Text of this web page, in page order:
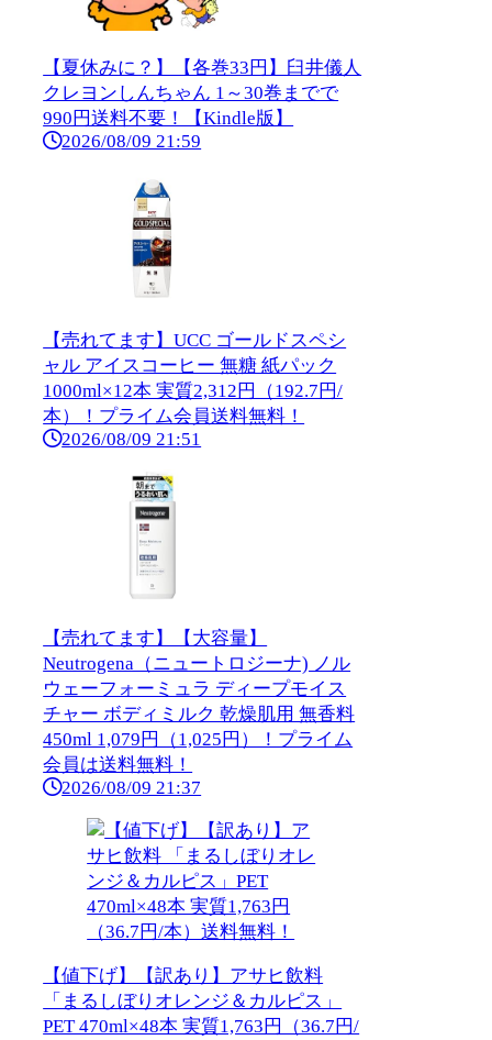
【夏休みに？】【各巻33円】臼井儀人
クレヨンしんちゃん 1～30巻までで
990円送料不要！【Kindle版】
2026/08/09 21:59
【売れてます】UCC ゴールドスペシ
ャル アイスコーヒー 無糖 紙パック
1000ml×12本 実質2,312円（192.7円/
本）！プライム会員送料無料！
2026/08/09 21:51
【売れてます】【大容量】
Neutrogena（ニュートロジーナ) ノル
ウェーフォーミュラ ディープモイス
チャー ボディミルク 乾燥肌用 無香料
450ml 1,079円（1,025円）！プライム
会員は送料無料！
2026/08/09 21:37
【値下げ】【訳あり】アサヒ飲料
「まるしぼりオレンジ＆カルピス」
PET 470ml×48本 実質1,763円（36.7円/